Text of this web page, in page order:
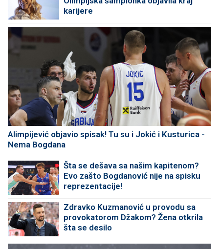
karijere
Alimpijević objavio spisak! Tu su i Jokić i Kusturica -
Nema Bogdana
Šta se dešava sa našim kapitenom?
Evo zašto Bogdanović nije na spisku
reprezentacije!
Zdravko Kuzmanović u provodu sa
provokatorom Džakom? Žena otkrila
šta se desilo